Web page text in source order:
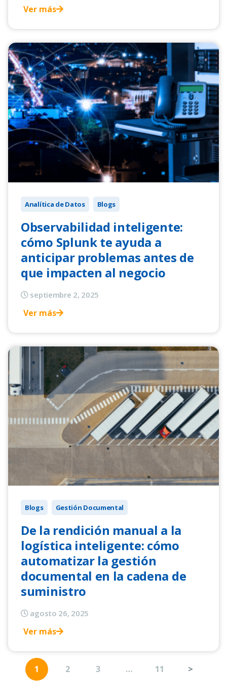
Ver más
Analítica de Datos Blogs
Observabilidad inteligente:
cómo Splunk te ayuda a
anticipar problemas antes de
que impacten al negocio
septiembre 2, 2025
Ver más
Blogs Gestión Documental
De la rendición manual a la
logística inteligente: cómo
automatizar la gestión
documental en la cadena de
suministro
agosto 26, 2025
Ver más
1 2 3 … 11 >